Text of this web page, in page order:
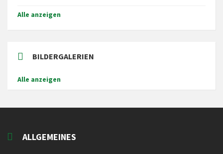
Alle anzeigen
BILDERGALERIEN
Alle anzeigen
ALLGEMEINES